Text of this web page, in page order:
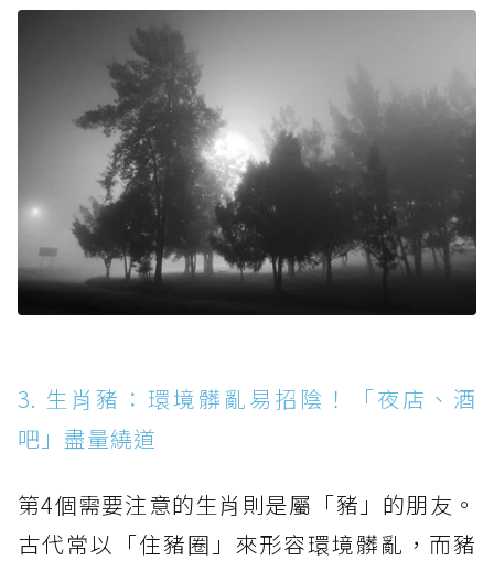
3. 生肖豬：環境髒亂易招陰！「夜店、酒
吧」盡量繞道
第4個需要注意的生肖則是屬「豬」的朋友。
古代常以「住豬圈」來形容環境髒亂，而豬